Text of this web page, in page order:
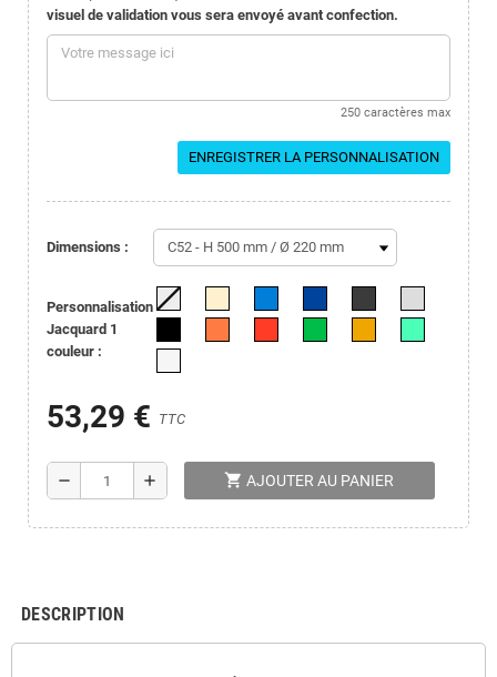
visuel de validation vous sera envoyé avant confection.
250 caractères max
ENREGISTRER LA PERSONNALISATION
dimensions :
Personnalisation
Jacquard 1
couleur :
53,29 € TTC
remove add shopping_cart AJOUTER AU PANIER
DESCRIPTION